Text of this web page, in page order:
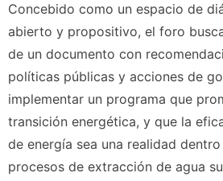
Concebido como un espacio de
abierto y propositivo, el foro
de un documento con
políticas públicas y acciones de
implementar un programa que
transición energética, y que la
de energía sea una realidad
procesos de extracción de agua